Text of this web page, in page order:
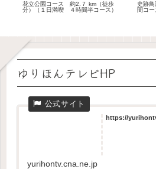
花立公園コース 約2.７ km（徒歩
分）（１日満喫 ４時間半コース）
史跡
間コー
ゆりほんテレビHP
https://
yurihontv.cna.ne.jp